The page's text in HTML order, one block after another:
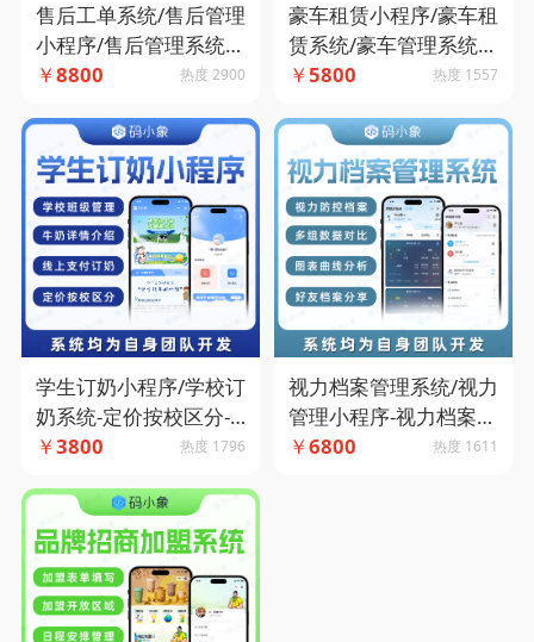
售后工单系统/售后管理
小程序/售后管理系统-
码小象源码
￥8800 热度 2900
豪车租赁小程序/豪车租
赁系统/豪车管理系统-
便捷预约-车辆管理-车
下单-码小象源码
￥5800 热度 1557
学生订奶小程序/学校订
奶系统-定价按校区分-
学校班级管理-牛奶详情
小象源码
￥3800 热度 1796
视力档案管理系统/视力
管理小程序-视力档案管
理-视力防控档案 -图表
￥6800 热度 1611